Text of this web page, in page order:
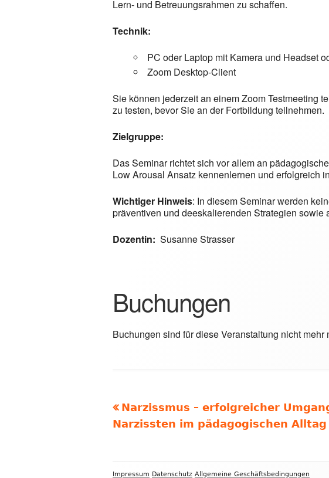
Lern- und Betreuungsrahmen zu schaffen.
Technik:
PC oder Laptop mit Kamera und Headset
Zoom Desktop-Client
Sie können jederzeit an einem Zoom Testmeeting
zu testen, bevor Sie an der Fortbildung teilnehmen.
Zielgruppe:
Das Seminar richtet sich vor allem an
Low Arousal Ansatz kennenlernen und erfolgreich
Wichtiger Hinweis: In diesem Seminar werden
präventiven und deeskalierenden Strategien
Dozentin: Susanne Strasser
Buchungen
Buchungen sind für diese Veranstaltung nicht mehr
Beitragsnavigation
Vorheriger
Beitrag:
Narzissmus – erfolgreicher
Narzissten im pädagogischen Alltag
Footer
Impressum Datenschutz Allgemeine Geschäftsbedingungen